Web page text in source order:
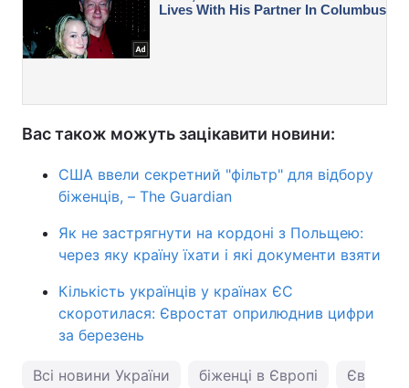
Вас також можуть зацікавити новини:
США ввели секретний "фільтр" для відбору
біженців, – The Guardian
Як не застрягнути на кордоні з Польщею:
через яку країну їхати і які документи взяти
Кількість українців у країнах ЄС
скоротилася: Євростат оприлюднив цифри
за березень
Всі новини України біженці в Європі